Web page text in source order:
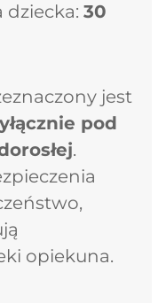
dziecka: 30
jest
pod
.
opiekuna.